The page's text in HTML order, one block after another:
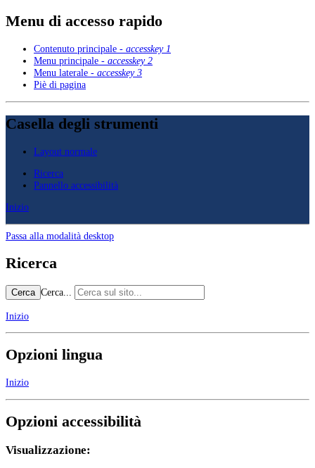
Menu di accesso rapido
Contenuto principale - accesskey 1
Menu principale - accesskey 2
Menu laterale - accesskey 3
Piè di pagina
Casella degli strumenti
Layout normale
Ricerca
Pannello accessibilità
Inizio
Passa alla modalità desktop
Ricerca
Cerca Cerca...
Inizio
Opzioni lingua
Inizio
Opzioni accessibilità
Visualizzazione: